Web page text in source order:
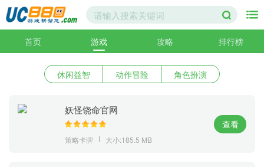
首页 游戏 攻略 排行榜
休闲益智 动作冒险 角色扮演
妖怪饶命官网
策略卡牌 大小:185.5 MB
查看